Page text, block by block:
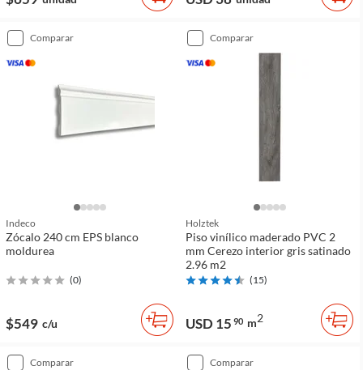
comparar
Indeco
Zócalo 240 cm EPS blanco
moldurea
(0)
$549 c/u
comparar
Holztek
Piso vinílico maderado PVC 2
mm Cerezo interior gris satinado
2.96 m2
(15)
USD 15 90 m2
comparar comparar